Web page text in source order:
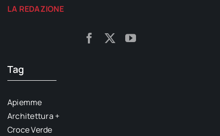
LA REDAZIONE
Tag
Apiemme
Architettura +
Croce Verde